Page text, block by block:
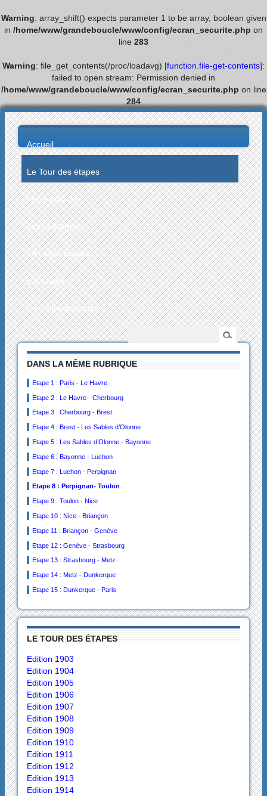
Warning: array_shift() expects parameter 1 to be array, boolean given
in /home/www/grandeboucle/www/config/ecran_securite.php on
line 283
Warning: file_get_contents(/proc/loadavg) [function.file-get-contents]:
failed to open stream: Permission denied in
/home/www/grandeboucle/www/config/ecran_securite.php on line
284
Accueil
Le Tour des étapes
Les palmarès
Les statistiques
Les villes étapes
L’actualité
Les collectionneurs
DANS LA MÊME RUBRIQUE
Etape 1 : Paris - Le Havre
Etape 2 : Le Havre - Cherbourg
Etape 3 : Cherbourg - Brest
Etape 4 : Brest - Les Sables d’Olonne
Etape 5 : Les Sables d’Olonne - Bayonne
Etape 6 : Bayonne - Luchon
Etape 7 : Luchon - Perpignan
Etape 8 : Perpignan- Toulon
Etape 9 : Toulon - Nice
Etape 10 : Nice - Briançon
Etape 11 : Briançon - Genève
Etape 12 : Genève - Strasbourg
Etape 13 : Strasbourg - Metz
Etape 14 : Metz - Dunkerque
Etape 15 : Dunkerque - Paris
LE TOUR DES ÉTAPES
Edition 1903
Edition 1904
Edition 1905
Edition 1906
Edition 1907
Edition 1908
Edition 1909
Edition 1910
Edition 1911
Edition 1912
Edition 1913
Edition 1914